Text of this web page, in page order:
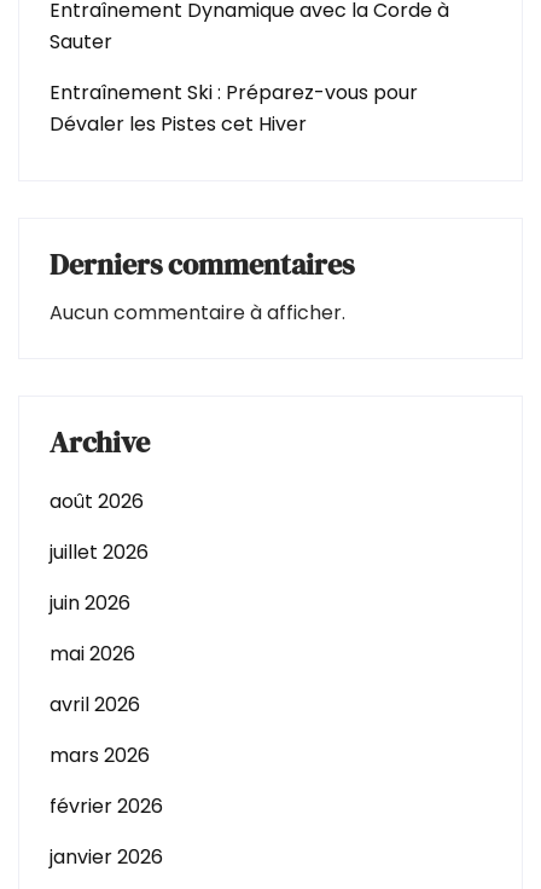
Entraînement Dynamique avec la Corde à
Sauter
Entraînement Ski : Préparez-vous pour
Dévaler les Pistes cet Hiver
Derniers commentaires
Aucun commentaire à afficher.
Archive
août 2026
juillet 2026
juin 2026
mai 2026
avril 2026
mars 2026
février 2026
janvier 2026